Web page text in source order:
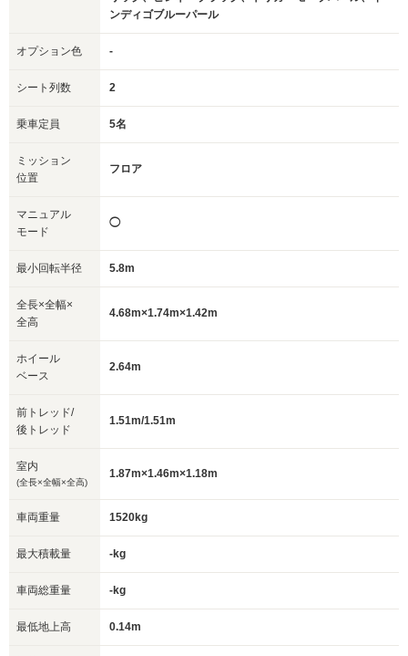
ンディゴブルーパール
オプション色 -
シート列数 2
乗車定員 5名
ミッション
位置
フロア
マニュアル
モード
◯
最小回転半径 5.8m
全長×全幅×
全高
4.68m×1.74m×1.42m
ホイール
ベース
2.64m
前トレッド/
後トレッド
1.51m/1.51m
室内
(全長×全幅×全高)
1.87m×1.46m×1.18m
車両重量 1520kg
最大積載量 -kg
車両総重量 -kg
最低地上高 0.14m